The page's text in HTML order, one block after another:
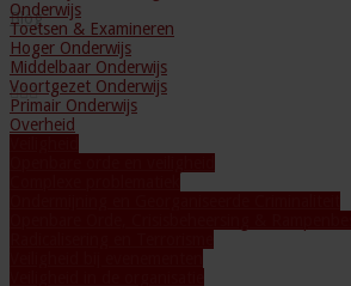
Blog
Onderwijs
Toetsen & Examineren
Hoger Onderwijs
Middelbaar Onderwijs
Voortgezet Onderwijs
Primair Onderwijs
Overheid